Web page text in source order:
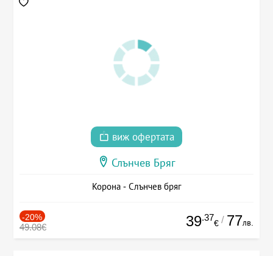
виж офертата
Слънчев Бряг
Корона - Слънчев бряг
-20%
49.08€ 39.37
€ / 77лв.